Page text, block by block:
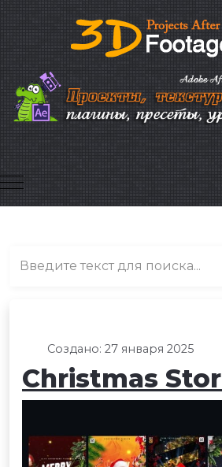
Mobile Menu Toggle
Создано: 27 января 2025
Christmas